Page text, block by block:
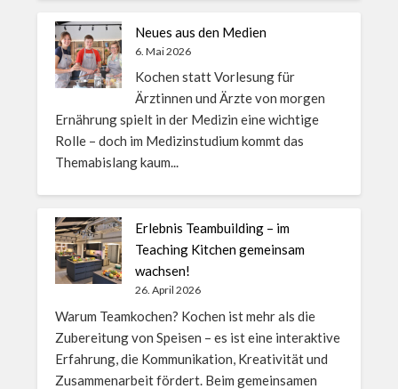
Neues aus den Medien
6. Mai 2026
Kochen statt Vorlesung für
Ärztinnen und Ärzte von morgen
Ernährung spielt in der Medizin eine wichtige
Rolle – doch im Medizinstudium kommt das
Themabislang kaum...
Erlebnis Teambuilding – im
Teaching Kitchen gemeinsam
wachsen!
26. April 2026
Warum Teamkochen? Kochen ist mehr als die
Zubereitung von Speisen – es ist eine interaktive
Erfahrung, die Kommunikation, Kreativität und
Zusammenarbeit fördert. Beim gemeinsamen